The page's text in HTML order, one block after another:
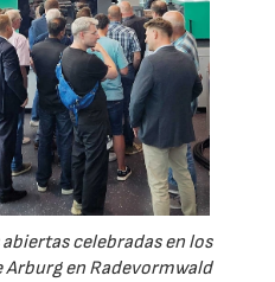
celebradas en los
en Radevormwald